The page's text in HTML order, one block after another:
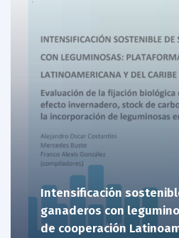
Intensificación
ganaderos con
de cooperación